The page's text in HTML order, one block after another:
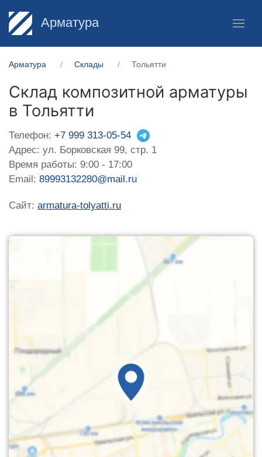
Арматура
Арматура Склады Тольятти
Склад композитной арматуры
в Тольятти
Телефон: +7 999 313-05-54
Адрес: ул. Борковская 99, стр. 1
Время работы: 9:00 - 17:00
Email: 89993132280@mail.ru
Сайт: armatura-tolyatti.ru